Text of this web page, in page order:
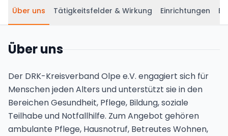
Über uns Tätigkeitsfelder & Wirkung Einrichtungen
Über uns
Der DRK-Kreisverband Olpe e.V. engagiert sich für
Menschen jeden Alters und unterstützt sie in den
Bereichen Gesundheit, Pflege, Bildung, soziale
Teilhabe und Notfallhilfe. Zum Angebot gehören
ambulante Pflege, Hausnotruf, Betreutes Wohnen,